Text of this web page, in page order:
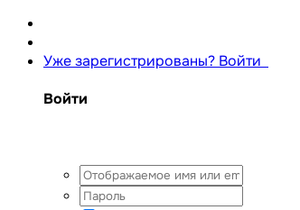
Уже зарегистрированы? Войти
Войти